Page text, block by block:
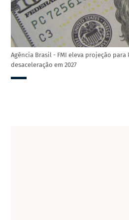
Agência Brasil - FMI eleva projeção para
desaceleração em 2027